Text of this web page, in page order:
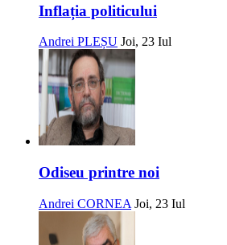
Inflația politicului
Andrei PLEȘU Joi, 23 Iul
Odiseu printre noi
Andrei CORNEA Joi, 23 Iul